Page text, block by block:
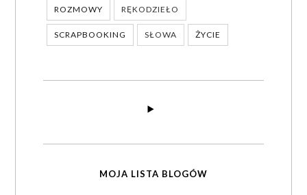
ROZMOWY RĘKODZIEŁO
SCRAPBOOKING SŁOWA ŻYCIE
MOJA LISTA BLOGÓW